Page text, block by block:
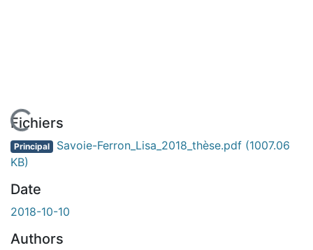
En cours de chargement...
Fichiers
Principal Savoie-Ferron_Lisa_2018_thèse.pdf (1007.06
KB)
Date
2018-10-10
Authors